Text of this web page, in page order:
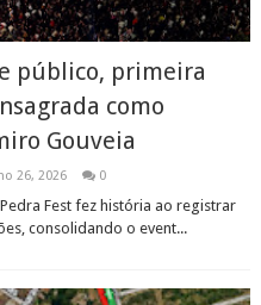
público, primeira
como
Gouveia
26, 2026 0
Fest fez história ao registrar
consolidando o event...